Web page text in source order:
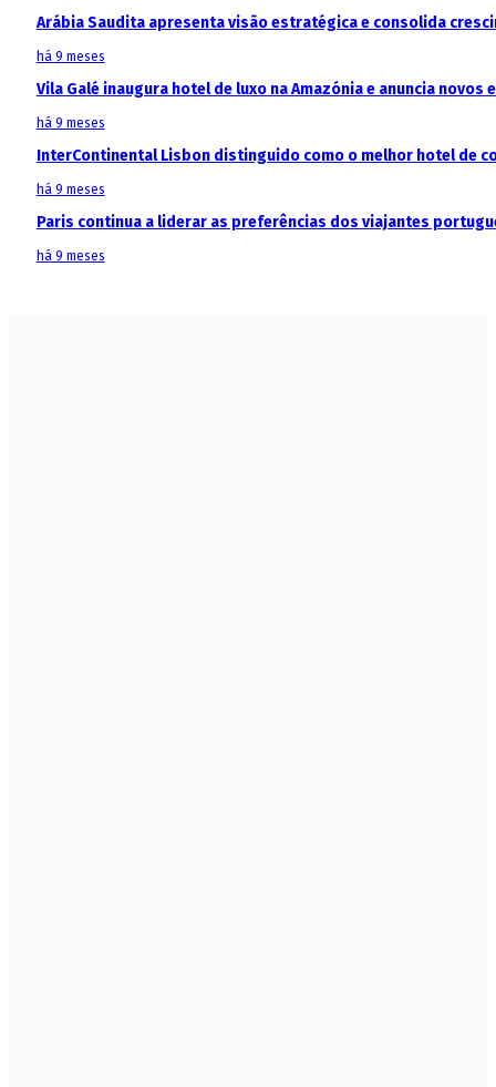
Arábia Saudita apresenta visão estratégica e consolida
há 9 meses
Vila Galé inaugura hotel de luxo na Amazónia e anuncia
há 9 meses
InterContinental Lisbon distinguido como o melhor hotel de
há 9 meses
Paris continua a liderar as preferências dos viajantes
há 9 meses